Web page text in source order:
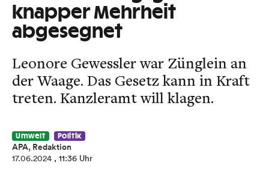
knapper Mehrheit
abgesegnet
Leonore Gewessler war Zünglein an
der Waage. Das Gesetz kann in Kraft
treten. Kanzleramt will klagen.
Umwelt Politik
APA, Redaktion
17.06.2024 , 11:36 Uhr